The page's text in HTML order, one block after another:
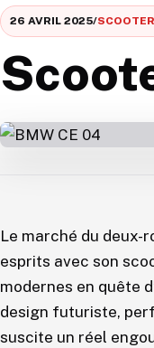
26 AVRIL 2025/
Le marché du deux-
esprits avec son
modernes en quête
design futuriste,
suscite un réel